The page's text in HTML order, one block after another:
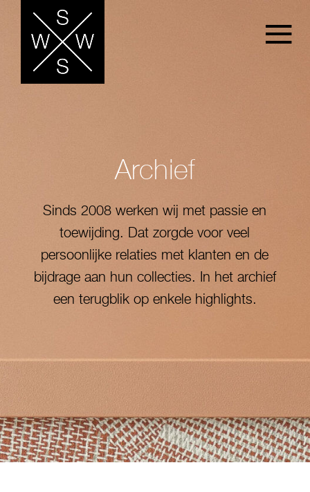
Archief
Sinds 2008 werken wij met passie en
toewijding. Dat zorgde voor veel
persoonlijke relaties met klanten en de
bijdrage aan hun collecties. In het archief
een terugblik op enkele highlights.